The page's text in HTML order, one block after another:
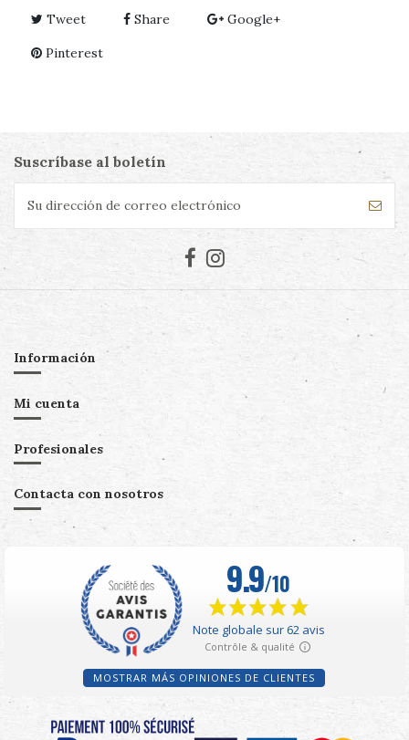
Tweet Share Google+
Pinterest
Suscríbase al boletín
Información
Mi cuenta
Profesionales
Contacta con nosotros
MOSTRAR MÁS OPINIONES DE CLIENTES